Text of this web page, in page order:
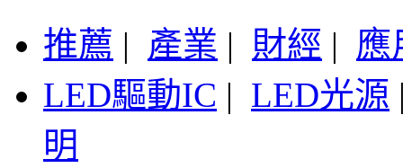
推薦 | 產業 | 財經 | 應
LED驅動IC | LED光源
明